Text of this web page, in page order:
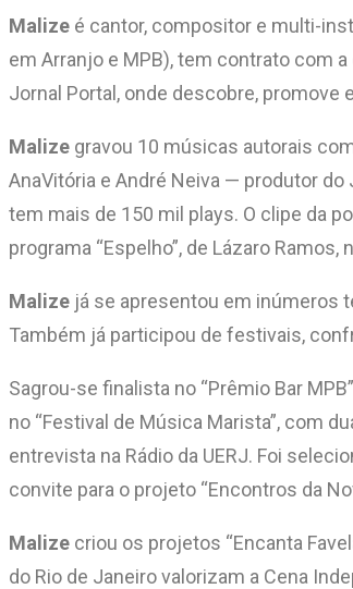
Malize é cantor, compositor e multi-
em Arranjo e MPB), tem contrato com
Jornal Portal, onde descobre, promove
Malize gravou 10 músicas autorais
AnaVitória e André Neiva — produtor
tem mais de 150 mil plays. O clipe da
programa “Espelho”, de Lázaro Ramos,
Malize já se apresentou em inúmeros
Também já participou de festivais,
Sagrou-se finalista no “Prêmio Bar
no “Festival de Música Marista”, com
entrevista na Rádio da UERJ. Foi
convite para o projeto “Encontros da
Malize criou os projetos “Encanta
do Rio de Janeiro valorizam a Cena